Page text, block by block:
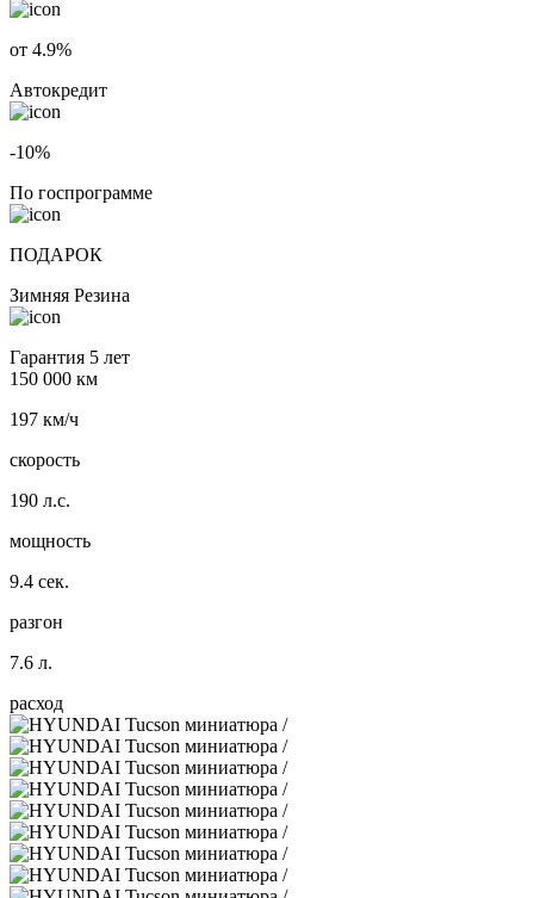
от 4.9%
Автокредит
-10%
По госпрограмме
ПОДАРОК
Зимняя Резина
Гарантия 5 лет
150 000 км
197 км/ч
скорость
190 л.с.
мощность
9.4 сек.
разгон
7.6 л.
расход